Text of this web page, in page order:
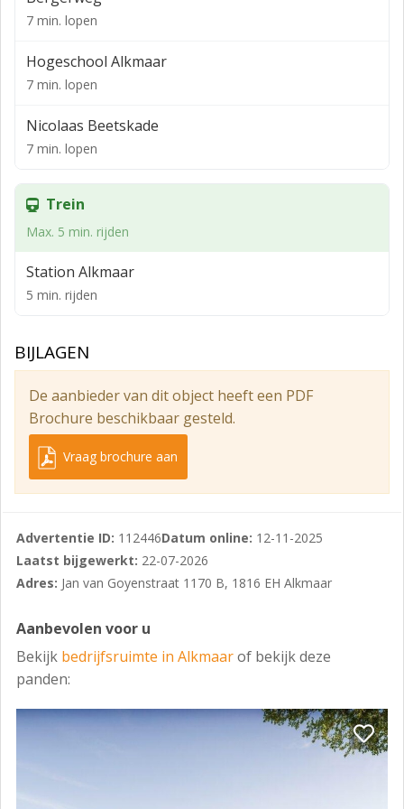
Deze ruimte is ideaal voor ondernemers die op zoek
zijn naar een compacte, efficiënte en goed
toegankelijke werk- of opslagruimte in de regio
Alkmaar.
Begane grond, 62m2
Ligging en bereikbaarheid
Lokaal gelegen in Alkmaar de Hoef.
Groot terrein voor de deur waar je tijdelijk je auto kan
neerzetten voor het in en uit laden van spullen.
Er zijn parkeerplaatsen nabij.
Werk en opslagruimte.
Opleveringsniveau
Toilet, water, stroom
Huurprijs: € 1.195,- per maand.
Huurtermijn: In overleg, minimaal 2 jaar.
Aanvaarding: Per direct.
Opzegtermijn: 6 maanden.
maanden huur.
Huurindexering: Jaarlijks overeenkomstig het maand
7 min. lopen
Hogeschool Alkmaar
7 min. lopen
Nicolaas Beetskade
7 min. lopen
Trein
Max. 5 min. rijden
Station Alkmaar
5 min. rijden
BIJLAGEN
De aanbieder van dit object heeft een PDF
Brochure beschikbaar gesteld.
Vraag brochure aan
Advertentie ID: 112446Datum online: 12-11-2025
Laatst bijgewerkt: 22-07-2026
Adres: Jan van Goyenstraat 1170 B, 1816 EH Alkmaar
Aanbevolen voor u
Bekijk bedrijfsruimte in Alkmaarof bekijk deze
panden: